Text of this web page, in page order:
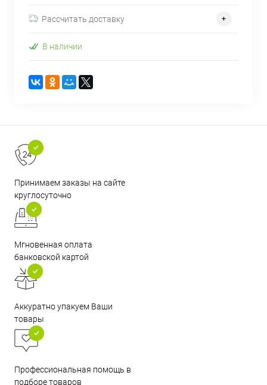
Рассчитать доставку
В наличии
Принимаем заказы на сайте
круглосуточно
Мгновенная оплата
банковской картой
Аккуратно упакуем Ваши
товары
Профессиональная помощь в
подборе товаров